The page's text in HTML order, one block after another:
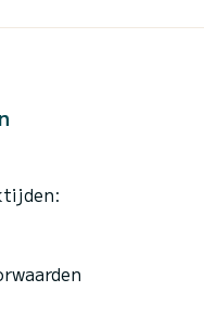
Boegschroef,
ons op voor een